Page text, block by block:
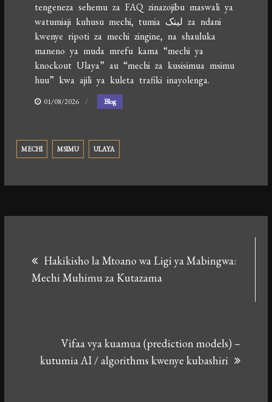
tengeneza sehemu za FAQ zinazojibu maswali ya
watumiaji kuhusu mechi, tumia لینک za ndani
kwenye ripoti za mechi zingine, na shauluka
maneno ya muda mrefu kama “mechi ya
knockout Ulaya” au “mechi za kusisimua msimu
huu” kwa ajili ya kuleta trafiki inayolenga.
01/08/2026 Blog
MECHI MSIMU ULAYA
navigation
Hakikisho la Mtoano wa Ligi ya Mabingwa:
Mechi Muhimu za Kutazama
Vifaa vya kuamua (prediction models) –
kutumia AI / algorithms kwenye kubashiri